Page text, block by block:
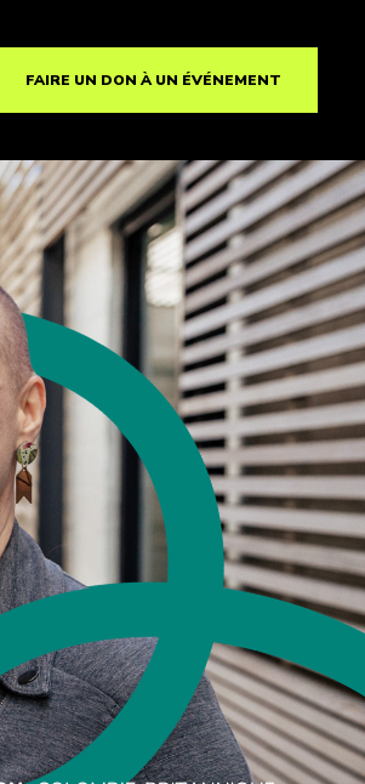
FAIRE UN DON À UN ÉVÉNEMENT